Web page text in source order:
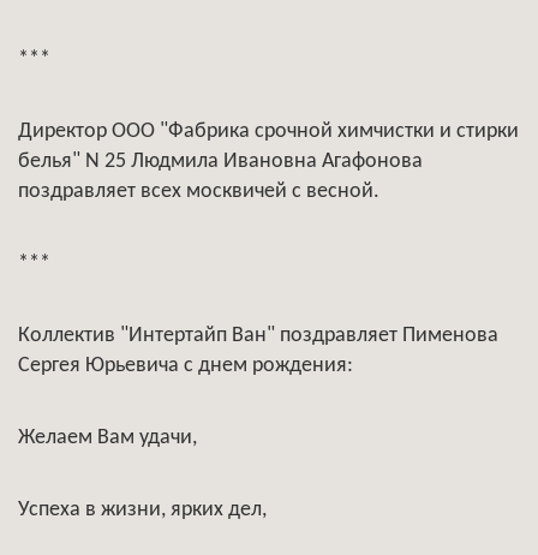
***
Директор ООО "Фабрика срочной химчистки и стирки
белья" N 25 Людмила Ивановна Агафонова
поздравляет всех москвичей с весной.
***
Коллектив "Интертайп Ван" поздравляет Пименова
Сергея Юрьевича с днем рождения:
Желаем Вам удачи,
Успеха в жизни, ярких дел,